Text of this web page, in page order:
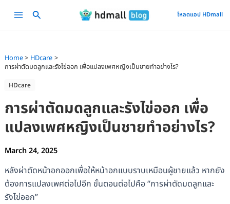
Main
โหลดแอป HDmall
Home
HDcare
การผ่าตัดมดลูกและรังไข่ออก เพื่อแปลงเพศหญิงเป็นชายทำอย่างไร?
HDcare
การผ่าตัดมดลูกและรังไข่ออก เพื่อ
แปลงเพศหญิงเป็นชายทำอย่างไร?
March 24, 2025
หลังผ่าตัดหน้าอกออกเพื่อให้หน้าอกแบบราบเหมือนผู้ชายแล้ว หากยัง
ต้องการแปลงเพศต่อไปอีก ขั้นตอนต่อไปคือ “การผ่าตัดมดลูกและ
รังไข่ออก”